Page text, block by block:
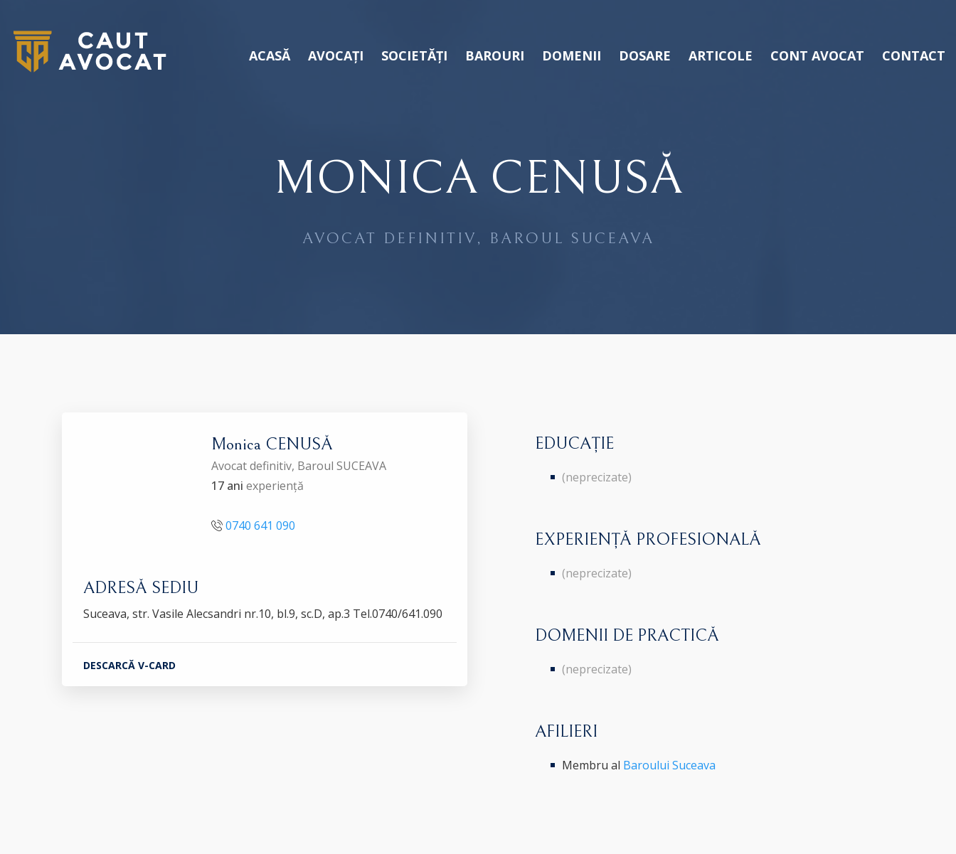
ACASĂ AVOCAȚI SOCIETĂȚI BAROURI DOMENII DOSARE ARTICOLE CONT AVOCAT CONTACT
MONICA CENUSĂ
AVOCAT DEFINITIV, BAROUL SUCEAVA
Monica CENUSĂ
Avocat definitiv, Baroul SUCEAVA
17 ani experiență
0740 641 090
ADRESĂ SEDIU
Suceava, str. Vasile Alecsandri nr.10, bl.9, sc.D, ap.3 Tel.0740/641.090
DESCARCĂ V-CARD
EDUCAȚIE
(neprecizate)
EXPERIENȚĂ PROFESIONALĂ
(neprecizate)
DOMENII DE PRACTICĂ
(neprecizate)
AFILIERI
Membru al Baroului Suceava